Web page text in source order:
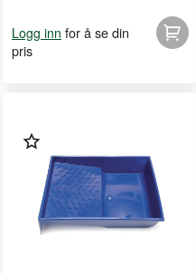
Logg inn for å se din
pris